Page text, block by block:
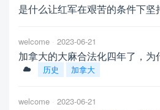
是什么让红军在艰苦的条件下坚
welcome 2023-06-21
加拿大的大麻合法化四年了，为
历史 加拿大
welcome 2023-06-21